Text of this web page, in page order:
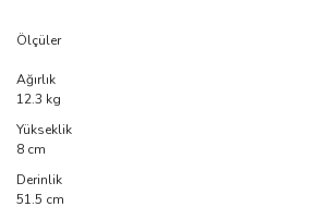
Ölçüler
Ağırlık
12.3 kg
Yükseklik
8 cm
Derinlik
51.5 cm